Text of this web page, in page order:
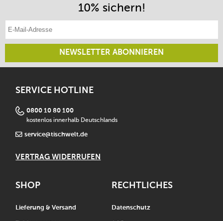
10% sichern!
E-Mail-Adresse eintragen
NEWSLETTER ABONNIEREN
SERVICE HOTLINE
0800 10 80 100
kostenlos innerhalb Deutschlands
service@tischwelt.de
VERTRAG WIDERRUFEN
SHOP
Lieferung & Versand
RECHTLICHES
Datenschutz